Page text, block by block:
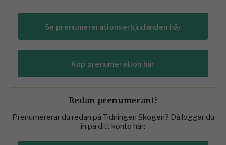
Se prenumererationserbjudanden här
Köp prenumeration här
Redan prenumerant?
Prenumererar du redan på Tidningen Skogen? Då loggar du
in på ditt konto här: